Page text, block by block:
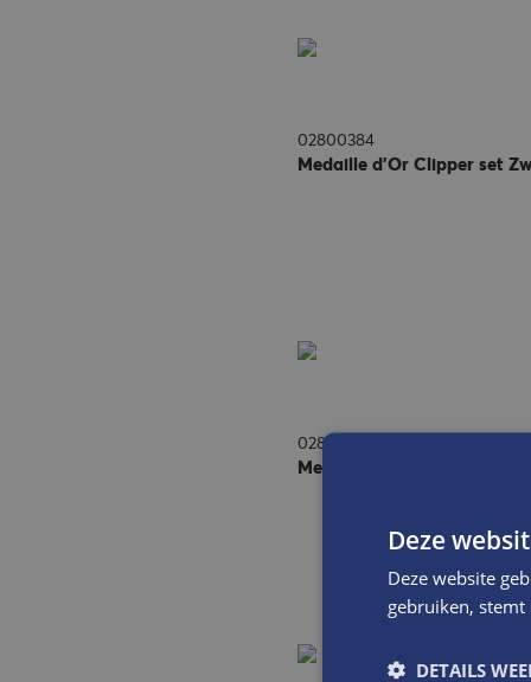
02800384
Medaille d'Or Clipper set
02800207
Medaille d'Or poetsdoek
Deze
Deze website
gebruiken,
DETAILS